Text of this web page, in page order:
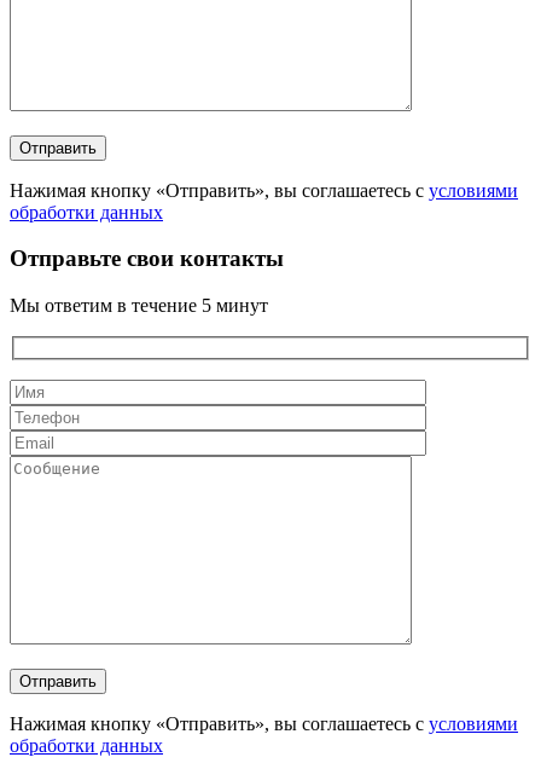
Нажимая кнопку «Отправить», вы соглашаетесь с условиями
обработки данных
Отправьте свои контакты
Мы ответим в течение 5 минут
Нажимая кнопку «Отправить», вы соглашаетесь с условиями
обработки данных